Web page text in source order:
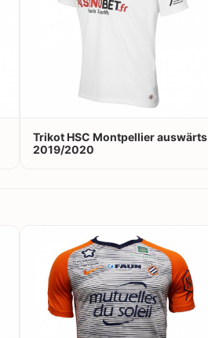
Trikot HSC Montpellier auswärts
2019/2020